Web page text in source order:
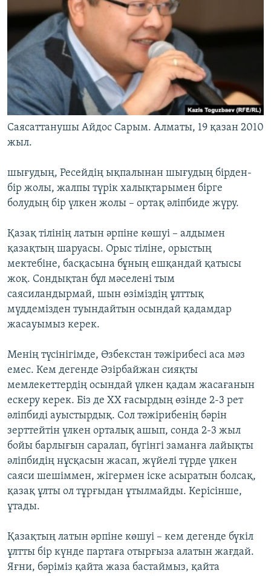
Саясаттанушы Айдос Сарым. Алматы, 19 қазан 2010
жыл.
шығудың, Ресейдің ықпалынан шығудың бірден-
бір жолы, жалпы түрік халықтарымен бірге
болудың бір үлкен жолы – ортақ әліпбиде жүру.
Қазақ тілінің латын әрпіне көшуі – алдымен
қазақтың шаруасы. Орыс тіліне, орыстың
мектебіне, басқасына бұның ешқандай қатысы
жоқ. Сондықтан бұл мәселені тым
саясиландырмай, шын өзіміздің ұлттық
мүддемізден туындайтын осындай қадамдар
жасауымыз керек.
Менің түсінігімде, Өзбекстан тәжірибесі аса мәз
емес. Кем дегенде Әзірбайжан сияқты
мемлекеттердің осындай үлкен қадам жасағанын
ескеру керек. Біз де ХХ ғасырдың өзінде 2-3 рет
әліпбиді ауыстырдық. Сол тәжірибенің бәрін
зерттейтін үлкен орталық ашып, сонда 2-3 жыл
бойы барлығын саралап, бүгінгі заманға лайықты
әліпбидің нұсқасын жасап, жүйелі түрде үлкен
саяси шешіммен, жігермен іске асыратын болсақ,
қазақ ұлты ол тұрғыдан ұтылмайды. Керісінше,
ұтады.
Қазақтың латын әрпіне көшуі – кем дегенде бүкіл
ұлтты бір күнде партаға отырғыза алатын жағдай.
Яғни, бәріміз қайта жаза бастаймыз, қайта